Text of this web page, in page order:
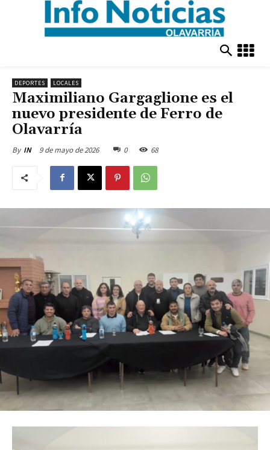
DEPORTES LOCALES
Maximiliano Gargaglione es el
nuevo presidente de Ferro de
Olavarría
By IN 9 de mayo de 2026 0 68